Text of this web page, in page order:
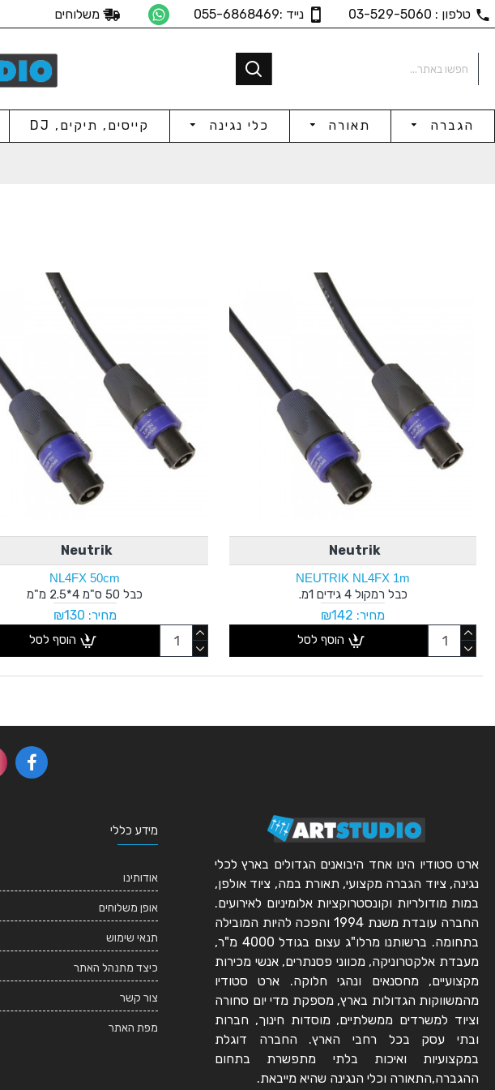
טלפון : 03-529-5060 נייד :055-6868469 משלוחים
הגברה תאורה כלי נגינה קייסים, תיקים, DJ
Neutrik
NEUTRIK NL4FX 1m
כבל רמקול 4 גידים 1מ.
מחיר: ₪142
הוסף לסל
Neutrik
NL4FX 50cm
כבל 50 ס"מ 4*2.5 מ"מ
מחיר: ₪130
הוסף לסל
ארט סטודיו הינו אחד היבואנים הגדולים בארץ לכלי
נגינה, ציוד הגברה מקצועי, תאורת במה, ציוד אולפן,
במות מודולריות וקונסטרוקציות אלומיניום לאירועים.
החברה עובדת משנת 1994 והפכה להיות המובילה
בתחומה. ברשותנו מרלו"ג עצום בגודל 4000 מ"ר,
מעבדת אלקטרוניקה, מכווני פסנתרים, אנשי מכירות
מקצועיים, מחסנאים ונהגי חלוקה. ארט סטודיו
מהמשווקות הגדולות בארץ, מספקת מדי יום סחורה
וציוד למשרדים ממשלתיים, מוסדות חינוך, חברות
ובתי עסק בכל רחבי הארץ. החברה דוגלת
במקצועיות ואיכות בלתי מתפשרת בתחום
ההגברה,התאורה וכלי הנגינה שהיא מייבאת.
מידע כללי
אודותינו
אופן משלוחים
תנאי שימוש
כיצד מתנהל האתר
צור קשר
מפת האתר